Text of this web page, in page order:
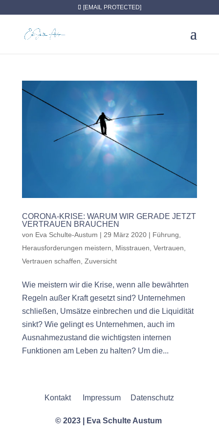
// Fall back to a local copy of jQuery if the CDN fails
[EMAIL PROTECTED]
CORONA-KRISE: WARUM WIR GERADE JETZT
VERTRAUEN BRAUCHEN
von Eva Schulte-Austum | 29 März 2020| Führung
Herausforderungen meistern
Misstrauen Vertrauen
Vertrauen schaffen Zuversicht
Wie meistern wir die Krise, wenn alle bewährten
Regeln außer Kraft gesetzt sind? Unternehmen
schließen, Umsätze einbrechen und die Liquidität
sinkt? Wie gelingt es Unternehmen, auch im
Ausnahmezustand die wichtigsten internen
Funktionen am Leben zu halten? Um die...
Kontakt Impressum Datenschutz
© 2023 | Eva Schulte Austum